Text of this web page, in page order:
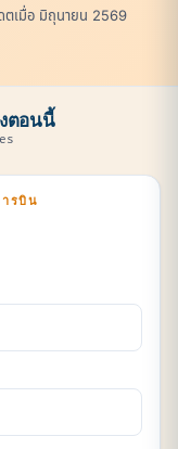
ดตเมื่อ มิถุนายน 2569
ตอนนี้
รบิน